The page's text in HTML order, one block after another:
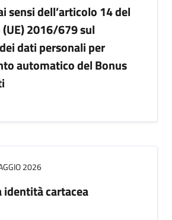
sensi dell’articolo 14 del
2016/679 sul
dati personali per
automatico del Bonus
2026
cartacea